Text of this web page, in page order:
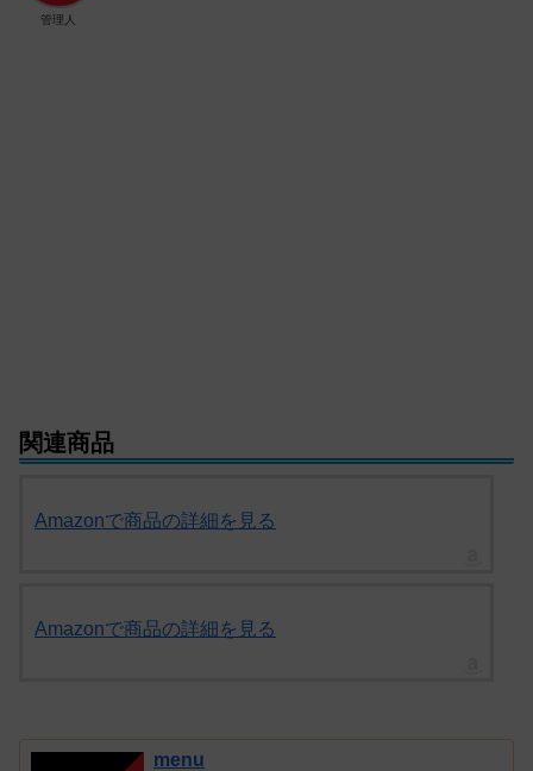
管理人
関連商品
Amazonで商品の詳細を見る
Amazonで商品の詳細を見る
menu